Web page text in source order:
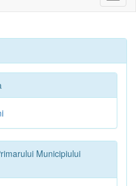
sau
Municipiului